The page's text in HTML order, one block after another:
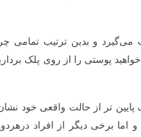
و بدین ترتیب تمامی
پوستی را از روی پلک
تر از حالت واقعی خود
اما برخی دیگر از افراد